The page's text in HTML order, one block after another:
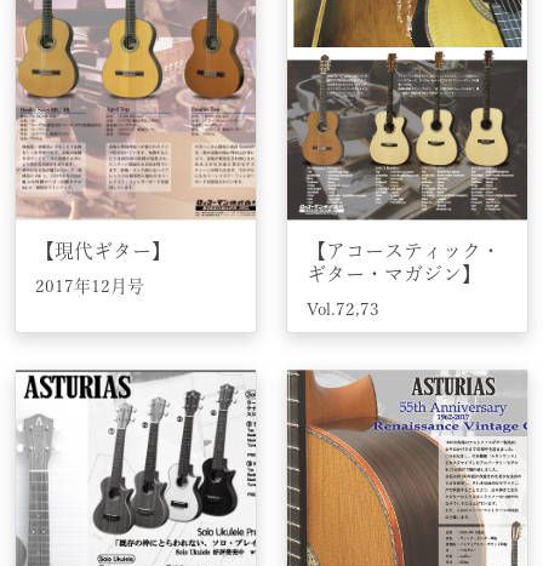
【現代ギター】
2017年12月号
【アコースティック・
ギター・マガジン】
Vol.72,73